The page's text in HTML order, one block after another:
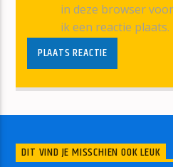
in deze browser
ik een reactie plaats.
DIT VIND JE MISSCHIEN OOK LEUK